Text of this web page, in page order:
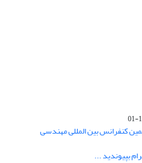
کنفرانس بین المللی مهندسی
بپیوندید ...